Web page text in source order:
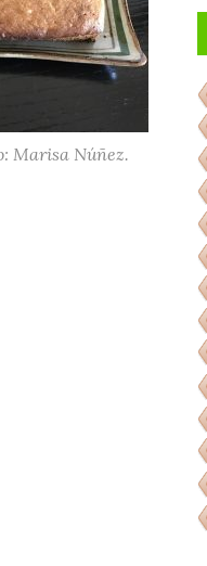
Marisa Núñez.